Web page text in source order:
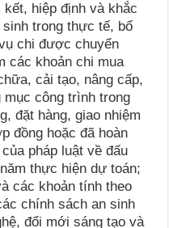
hiệp định và khắc
trong thực tế, bổ
chi được chuyển
các khoản chi mua
cải tạo, nâng cấp,
công trình trong
đặt hàng, giao nhiệm
đồng hoặc đã hoàn
pháp luật về đấu
thực hiện dự toán;
các khoản tính theo
chính sách an sinh
đổi mới sáng tạo và